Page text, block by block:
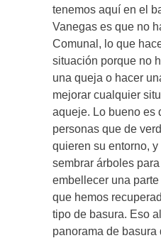
tenemos aquí en el
Vanegas es que no
Comunal, lo que
situación porque no
una queja o hacer
mejorar cualquier
aqueje. Lo bueno es
personas que de
quieren su entorno,
sembrar árboles
embellecer una
que hemos
tipo de basura. Eso
panorama de basura